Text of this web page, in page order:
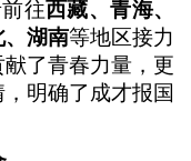
往西藏、青海、
、湖南等地区接力
了青春力量，更
明确了成才报国